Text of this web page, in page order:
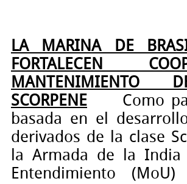
LA MARINA DE
FORTALECEN
MANTENIMIENTO
SCORPENE
Como
basada en el
derivados de la clase
la Armada de la
Entendimiento